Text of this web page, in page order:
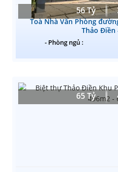
56 Tỷ
Toà Nhà Văn Phòng
Thảo Điền
- Phòng ngủ :
65 Tỷ